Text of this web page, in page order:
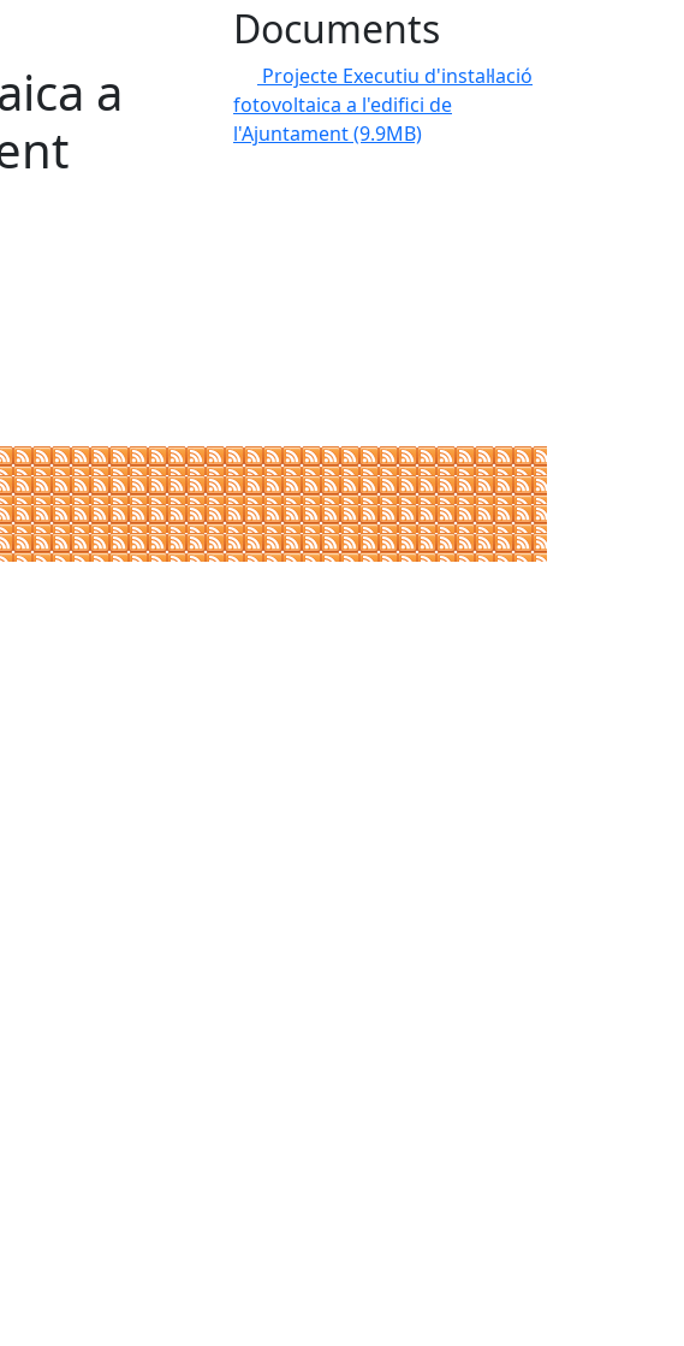
a
Documents
Projecte Executiu d'instal·lació
fotovoltaica a l'edifici de
l'Ajuntament(9.9MB)